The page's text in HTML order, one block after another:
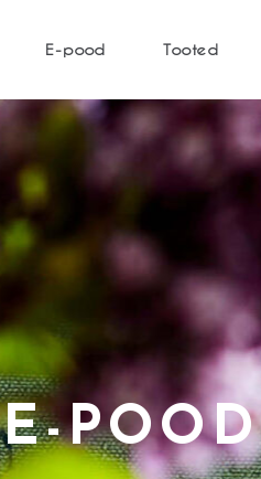
E-pood Tooted
E-POOD